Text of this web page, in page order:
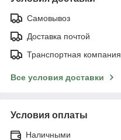
Самовывоз
Доставка почтой
Транспортная компания
Все условия доставки
Условия оплаты
Наличными